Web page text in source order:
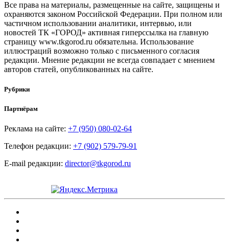
Все права на материалы, размещенные на сайте, защищены и
охраняются законом Российской Федерации. При полном или
частичном использовании аналитики, интервью, или
новостей ТК «ГОРОД» активная гиперссылка на главную
страницу www.tkgorod.ru обязательна. Использование
иллюстраций возможно только с письменного согласия
редакции. Мнение редакции не всегда совпадает с мнением
авторов статей, опубликованных на сайте.
Рубрики
Партнёрам
Реклама на сайте: +7 (950) 080-02-64
Телефон редакции: +7 (902) 579-79-91
E-mail редакции: director@tkgorod.ru